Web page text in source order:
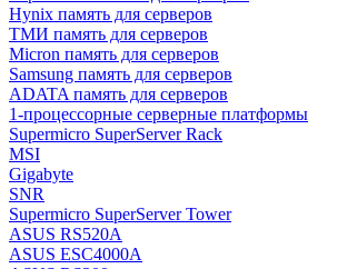
Hynix память для серверов
ТМИ память для серверов
Micron память для серверов
Samsung память для серверов
ADATA память для серверов
1-процессорные серверные платформы
Supermicro SuperServer Rack
MSI
Gigabyte
SNR
Supermicro SuperServer Tower
ASUS RS520A
ASUS ESC4000A